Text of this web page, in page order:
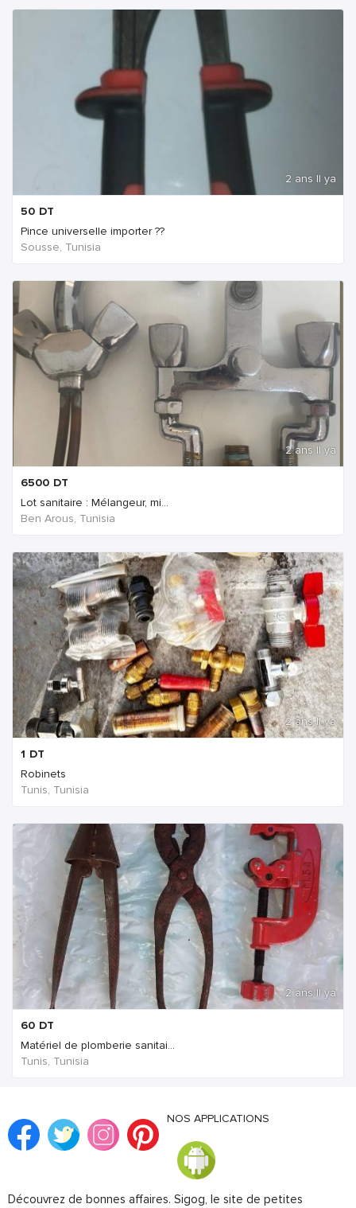
2 ans Il ya
50 DT
Pince universelle importer ??
Sousse, Tunisia
2 ans Il ya
6500 DT
Lot sanitaire : Mélangeur, mi...
Ben Arous, Tunisia
2 ans Il ya
1 DT
Robinets
Tunis, Tunisia
2 ans Il ya
60 DT
Matériel de plomberie sanitai...
Tunis, Tunisia
NOS APPLICATIONS
Découvrez de bonnes affaires. Sigog, le site de petites